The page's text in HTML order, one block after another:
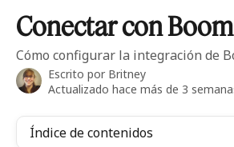
Conectar con Boom
Cómo configurar la integración de
Escrito por Britney
Actualizado hace más de 3
Índice de contenidos